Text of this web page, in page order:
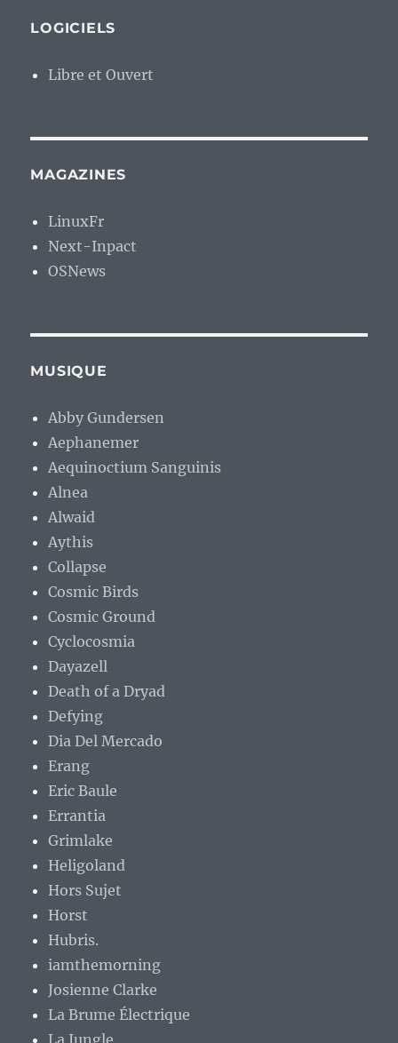
LOGICIELS
Libre et Ouvert
MAGAZINES
LinuxFr
Next-Inpact
OSNews
MUSIQUE
Abby Gundersen
Aephanemer
Aequinoctium Sanguinis
Alnea
Alwaid
Aythis
Collapse
Cosmic Birds
Cosmic Ground
Cyclocosmia
Dayazell
Death of a Dryad
Defying
Dia Del Mercado
Erang
Eric Baule
Errantia
Grimlake
Heligoland
Hors Sujet
Horst
Hubris.
iamthemorning
Josienne Clarke
La Brume Électrique